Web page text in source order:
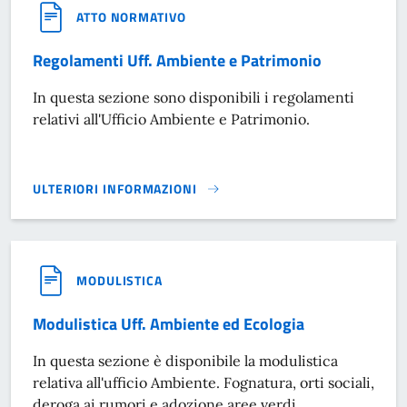
ATTO NORMATIVO
Regolamenti Uff. Ambiente e Patrimonio
In questa sezione sono disponibili i regolamenti
relativi all'Ufficio Ambiente e Patrimonio.
ULTERIORI INFORMAZIONI
REGOLAMENTI UFF. AMBIENTE E PATRIMONIO}
MODULISTICA
Modulistica Uff. Ambiente ed Ecologia
In questa sezione è disponibile la modulistica
relativa all'ufficio Ambiente. Fognatura, orti sociali,